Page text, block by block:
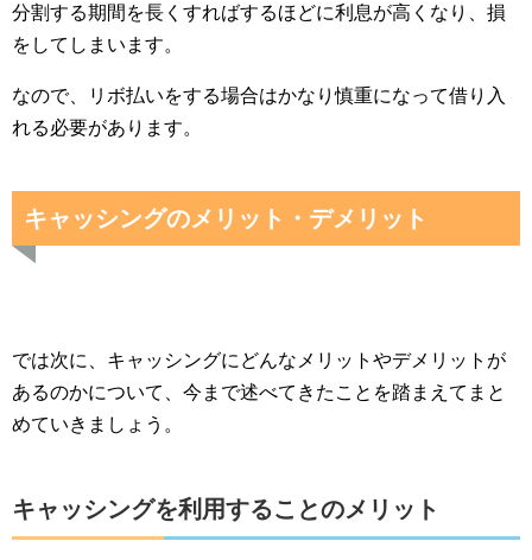
分割する期間を長くすればするほどに利息が高くなり、損
をしてしまいます。
なので、リボ払いをする場合はかなり慎重になって借り入
れる必要があります。
キャッシングのメリット・デメリット
では次に、キャッシングにどんなメリットやデメリットが
あるのかについて、今まで述べてきたことを踏まえてまと
めていきましょう。
キャッシングを利用することのメリット